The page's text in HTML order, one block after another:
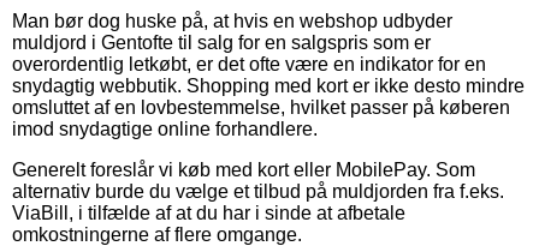
Man bør dog huske på, at hvis en webshop udbyder
muldjord i Gentofte til salg for en salgspris som er
overordentlig letkøbt, er det ofte være en indikator for en
snydagtig webbutik. Shopping med kort er ikke desto mindre
omsluttet af en lovbestemmelse, hvilket passer på køberen
imod snydagtige online forhandlere.
Generelt foreslår vi køb med kort eller MobilePay. Som
alternativ burde du vælge et tilbud på muldjorden fra f.eks.
ViaBill, i tilfælde af at du har i sinde at afbetale
omkostningerne af flere omgange.